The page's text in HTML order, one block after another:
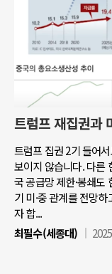
트럼프 재집권과
트럼프 집권 2기 들어
보이지 않습니다. 다른
국 공급망 제한·봉쇄도
기 미·중 관계를 전망
자 합...
최필수(세종대)